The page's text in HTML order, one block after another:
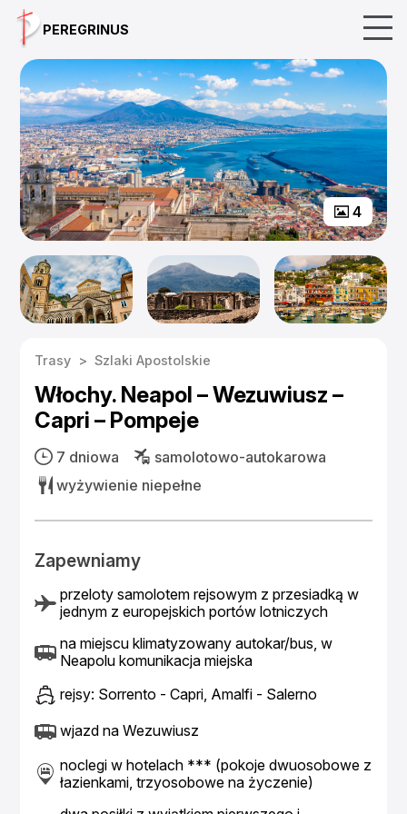
Skip
PEREGRINUS
4
Trasy > Szlaki Apostolskie
Włochy. Neapol – Wezuwiusz –
Capri – Pompeje
7 dniowa
samolotowo-autokarowa
wyżywienie niepełne
Zapewniamy
przeloty samolotem rejsowym z przesiadką w
jednym z europejskich portów lotniczych
na miejscu klimatyzowany autokar/bus, w
Neapolu komunikacja miejska
rejsy: Sorrento - Capri, Amalfi - Salerno
wjazd na Wezuwiusz
noclegi w hotelach *** (pokoje dwuosobowe z
łazienkami, trzyosobowe na życzenie)